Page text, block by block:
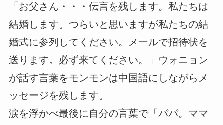
「お父さん・・・伝言を残します。私たちは
結婚します。つらいと思いますが私たちの結
婚式に参列してください。メールで招待状を
送ります。必ず来てください。」ウォニョン
が話す言葉をモンモンは中国語にしながらメ
ッセージを残します。
涙を浮かべ最後に自分の言葉で「パパ。ママ